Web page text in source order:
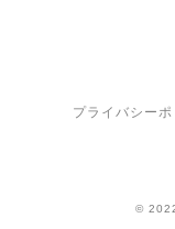
プライバシーポ
©